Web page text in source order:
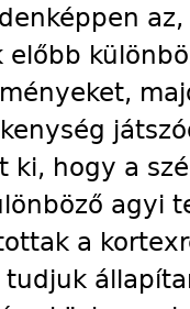
előbb
ki, hogy a
agyi
a